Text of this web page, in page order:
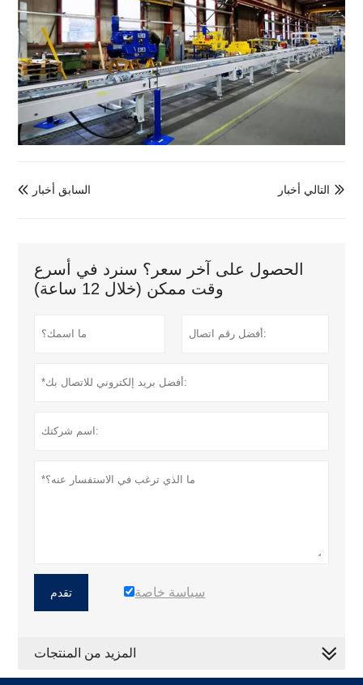
 السابق أخبار  التالي أخبار
الحصول على آخر سعر؟ سنرد في أسرع
وقت ممكن (خلال 12 ساعة)
تقدم سياسة خاصة
المزيد من المنتجات